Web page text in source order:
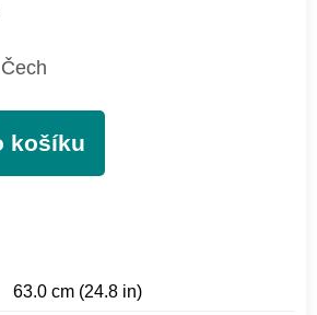
košíku
63.0 cm (24.8 in)